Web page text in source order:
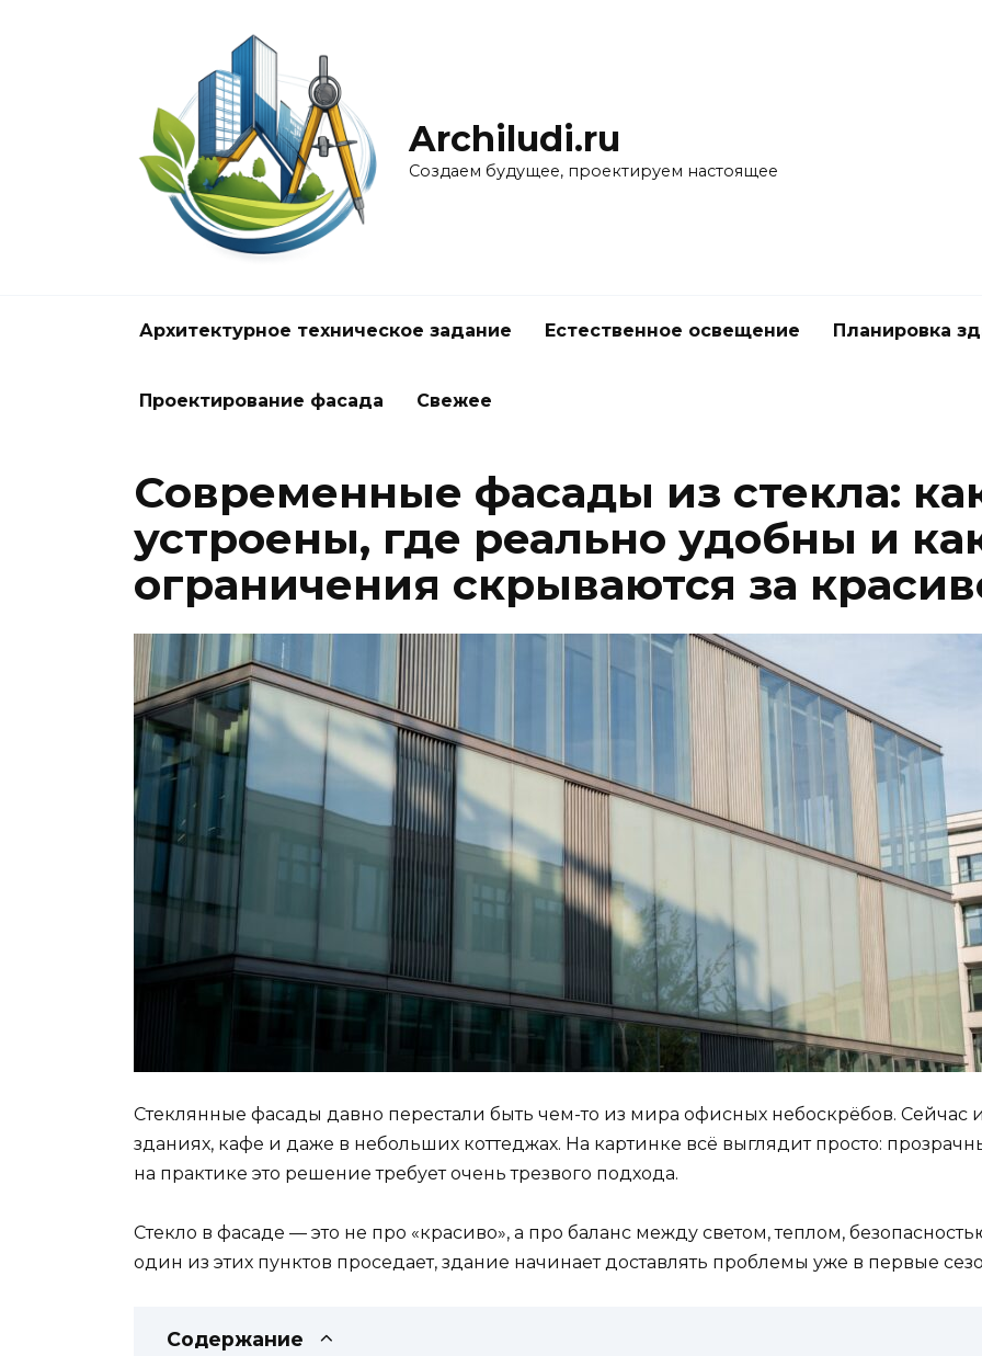
Archiludi.ru
Создаем будущее, проектируем настоящее
Архитектурное техническое задание Естественное освещение Планировка
Проектирование фасада Свежее
Современные фасады из стекла:
устроены, где реально удобны и
ограничения скрываются за
Стеклянные фасады давно перестали быть чем-то из мира офисных небоскрёбов. Сейчас
зданиях, кафе и даже в небольших коттеджах. На картинке всё выглядит просто:
на практике это решение требует очень трезвого подхода.
Стекло в фасаде — это не про «красиво», а про баланс между светом, теплом,
один из этих пунктов проседает, здание начинает доставлять проблемы уже в первые
Содержание